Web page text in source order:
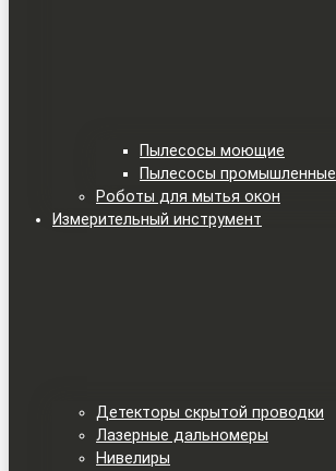
Пылесосы моющие
Пылесосы промышленные
Роботы для мытья окон
Измерительный инструмент
Детекторы скрытой проводки
Лазерные дальномеры
Нивелиры